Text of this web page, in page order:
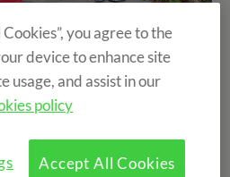
queden uns dies per
a l'escola per nens i joves.
pensar en això. A English
al màxim de l'última
2021. Sí, sí! Encara hi ha
you agree to the
device to enhance site
usage, and assist in our
policy
Accept All Cookies